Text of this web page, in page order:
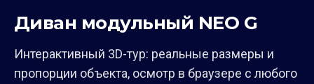
Диван модульный NEO G
Интерактивный 3D-тур: реальные размеры и
пропорции объекта, осмотр в браузере с любого